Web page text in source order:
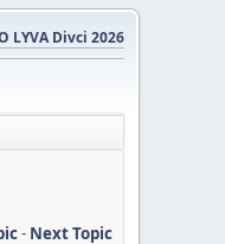
LYVA Divci 2026
- Next Topic